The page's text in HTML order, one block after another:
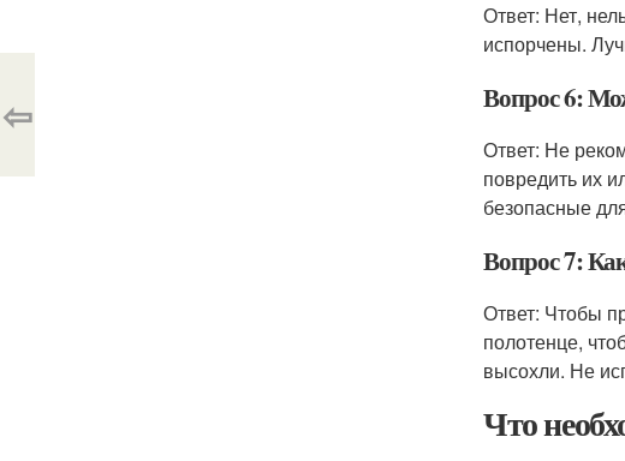
Ответ: Нет,
испорчены.
Вопрос 6:
Ответ: Не
повредить их
безопасные
Вопрос 7:
Ответ: Чтобы
полотенце,
высохли. Не
Что
⇦